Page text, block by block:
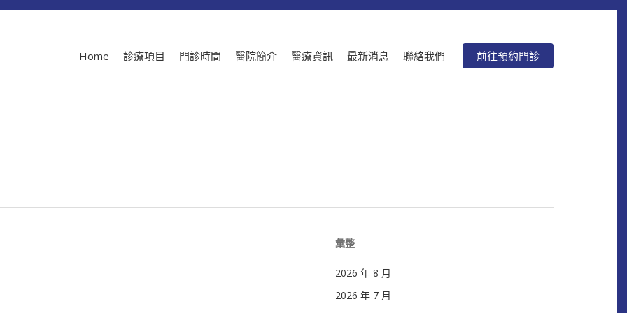
Home 診療項目 門診時間 醫院簡介 醫療資訊 最新消息 聯絡我們 前往預約門診
彙整
2026 年 8 月
2026 年 7 月